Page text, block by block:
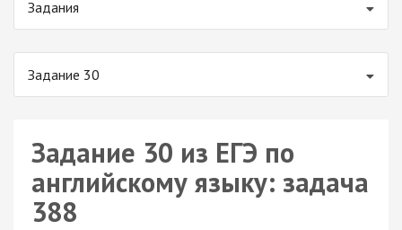
Задания
Задание 30
Задание 30 из ЕГЭ по
английскому языку: задача
388